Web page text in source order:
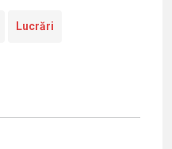
Lucrări